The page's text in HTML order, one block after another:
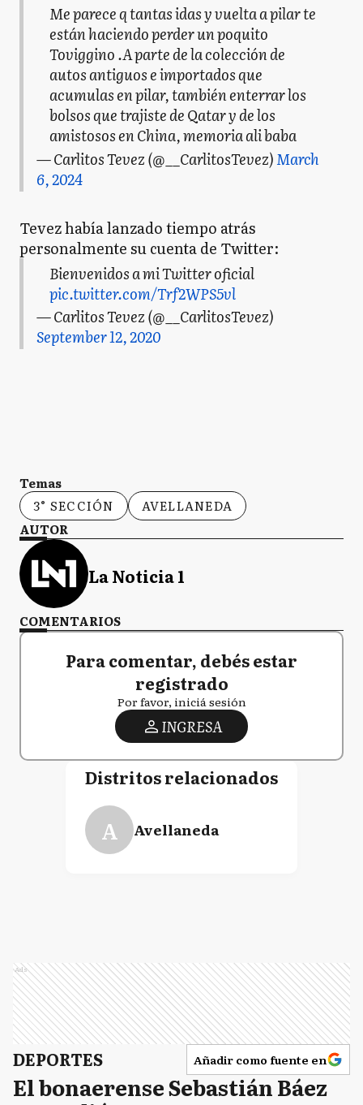
Me parece q tantas idas y vuelta a pilar te
están haciendo perder un poquito
Toviggino .A parte de la colección de
autos antiguos e importados que
acumulas en pilar, también enterrar los
bolsos que trajiste de Qatar y de los
amistosos en China, memoria ali baba
— Carlitos Tevez (@__CarlitosTevez)March
6, 2024
Tevez había lanzado tiempo atrás
personalmente su cuenta de Twitter:
Bienvenidos a mi Twitter oficial
pic.twitter.com/Trf2WPS5vl
— Carlitos Tevez (@__CarlitosTevez)
September 12, 2020
Temas
3° SECCIÓN
AVELLANEDA
AUTOR
La Noticia 1
COMENTARIOS
Para comentar, debés estar
registrado
Por favor, iniciá sesión
INGRESA
Distritos relacionados
A Avellaneda
Ads
DEPORTES Añadir como fuente en
El bonaerense Sebastián Báez